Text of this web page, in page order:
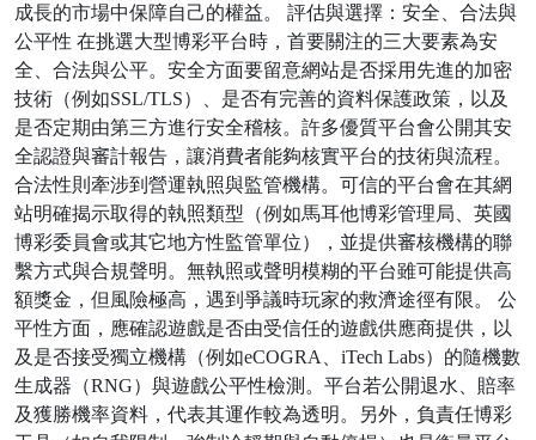
成長的市場中保障自己的權益。 評估與選擇：安全、合法與
公平性 在挑選大型博彩平台時，首要關注的三大要素為安
全、合法與公平。安全方面要留意網站是否採用先進的加密
技術（例如SSL/TLS）、是否有完善的資料保護政策，以及
是否定期由第三方進行安全稽核。許多優質平台會公開其安
全認證與審計報告，讓消費者能夠核實平台的技術與流程。
合法性則牽涉到營運執照與監管機構。可信的平台會在其網
站明確揭示取得的執照類型（例如馬耳他博彩管理局、英國
博彩委員會或其它地方性監管單位），並提供審核機構的聯
繫方式與合規聲明。無執照或聲明模糊的平台雖可能提供高
額獎金，但風險極高，遇到爭議時玩家的救濟途徑有限。 公
平性方面，應確認遊戲是否由受信任的遊戲供應商提供，以
及是否接受獨立機構（例如eCOGRA、iTech Labs）的隨機數
生成器（RNG）與遊戲公平性檢測。平台若公開退水、賠率
及獲勝機率資料，代表其運作較為透明。另外，負責任博彩